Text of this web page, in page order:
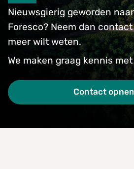
Nieuwsgierig geworden
Foresco? Neem dan
meer wilt weten.
We maken graag kennis
Contact